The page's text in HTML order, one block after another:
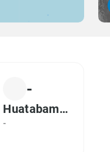
-
Huatabampo, ND
-